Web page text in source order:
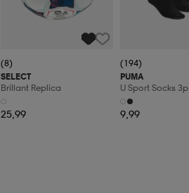
(8)
SELECT
Brillant Replica
25,99
(194)
PUMA
U Sport Socks 3p
9,99